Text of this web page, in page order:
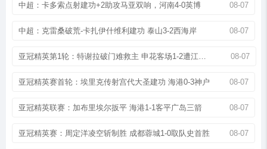
中超：卡多索点射建功+2助攻马亚双响，河南4-0英博 08-07
中超：克雷桑破荒-卡扎伊什维利建功 泰山3-2西海岸 08-07
亚冠精英第1轮：特谢拉破门难救主 申花客场1-2遭江原逆转 08-07
亚冠精英赛首轮：埃里克传射宫代大圣建功 海港0-3神户 08-07
亚冠精英联赛：加布里埃尔扳平 海港1-1客平广岛三箭 08-07
亚冠精英赛：周定洋凌空斩制胜 成都蓉城1-0取队史首胜 08-07